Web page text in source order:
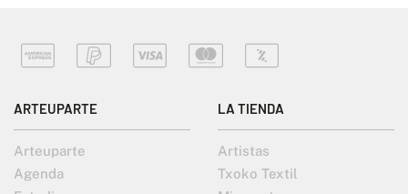
ARTEUPARTE
Arteuparte
Agenda
LA TIENDA
Artistas
Txoko Textil